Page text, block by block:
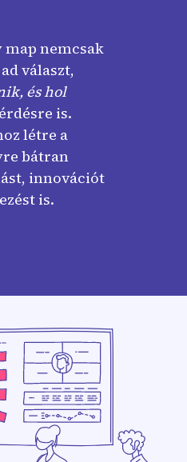
nemcsak
választ,
és hol
is.
létre a
bátran
innovációt
is.